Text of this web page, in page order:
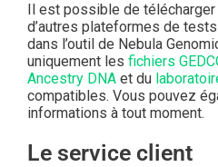
Il est possible de
d’autres plateformes de
dans l’outil de Nebula
uniquement les fichiers
Ancestry DNA et du
compatibles. Vous pouvez
informations à tout moment.
Le service client